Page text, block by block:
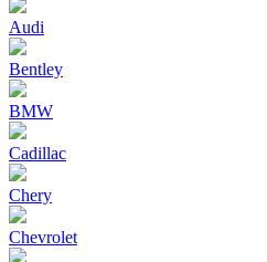
Audi
Bentley
BMW
Cadillac
Chery
Chevrolet